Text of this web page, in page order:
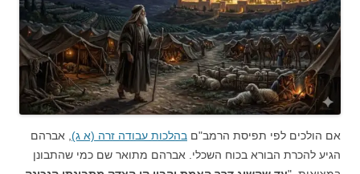
אם הולכים לפי תפיסת הרמב"ם בהלכות עבודה זרה (א ג) , אברהם
הגיע להכרת הבורא בכוח השכלי. אברהם מתואר שם כמי שהתבונן